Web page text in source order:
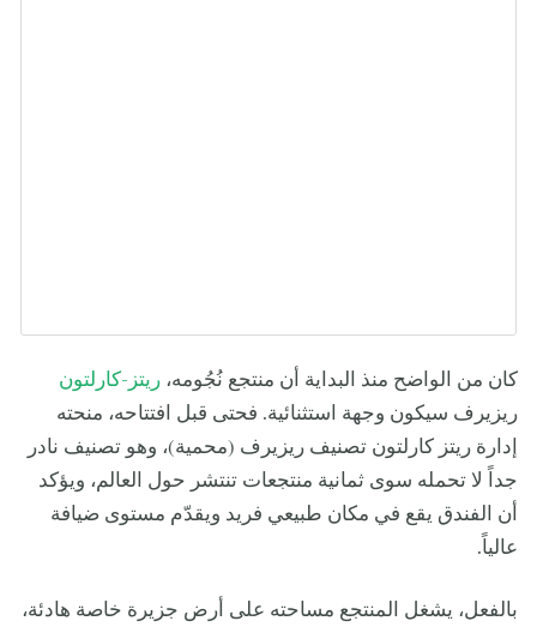
كان من الواضح منذ البداية أن منتجع نُجُومه، ريتز-كارلتون
ريزيرف سيكون وجهة استثنائية. فحتى قبل افتتاحه، منحته
إدارة ريتز كارلتون تصنيف ريزيرف (محمية)، وهو تصنيف نادر
جداً لا تحمله سوى ثمانية منتجعات تنتشر حول العالم، ويؤكد
أن الفندق يقع في مكان طبيعي فريد ويقدّم مستوى ضيافة
عالياً.
بالفعل، يشغل المنتجع مساحته على أرض جزيرة خاصة هادئة،